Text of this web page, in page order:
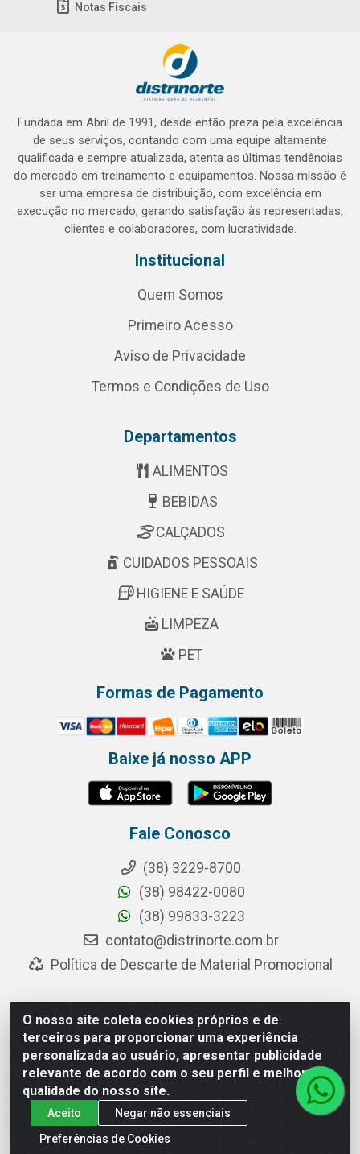
O nosso site coleta cookies próprios e de
terceiros para proporcionar uma experiência
personalizada ao usuário, apresentar publicidade
relevante de acordo com o seu perfil e melhorar a
qualidade do nosso site.
Aceito
Negar não essenciais
Preferências de Cookies
Notas Fiscais
Fundada em Abril de 1991, desde então preza pela excelência
de seus serviços, contando com uma equipe altamente
qualificada e sempre atualizada, atenta as últimas tendências
do mercado em treinamento e equipamentos. Nossa missão é
ser uma empresa de distribuição, com excelência em
execução no mercado, gerando satisfação às representadas,
clientes e colaboradores, com lucratividade.
Institucional
Quem Somos
Primeiro Acesso
Aviso de Privacidade
Termos e Condições de Uso
Departamentos
ALIMENTOS
BEBIDAS
CALÇADOS
CUIDADOS PESSOAIS
HIGIENE E SAÚDE
LIMPEZA
PET
Formas de Pagamento
Baixe já nosso APP
Fale Conosco
(38) 3229-8700
(38) 98422-0080
(38) 99833-3223
contato@distrinorte.com.br
Política de Descarte de Material Promocional
Distrinorte Distribuidora de Alimentos - Avenida Pedro
Chaves dos Santos, 253 - Distrito Industrial, Montes
Claros/MG - CEP 39.404-000 - CNPJ 04.433.117/0001-10